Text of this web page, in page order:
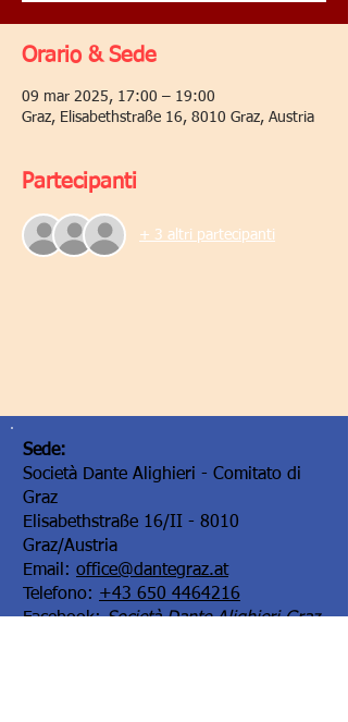
Orario & Sede
09 mar 2025, 17:00 – 19:00
Graz, Elisabethstraße 16, 8010 Graz, Austria
Partecipanti
+ 3 altri partecipanti
Sede:
Società Dante Alighieri - Comitato di
Graz
Elisabethstraße 16/II - 8010
Graz/Austria
Email: office@dantegraz.at
Telefono: +43 650 4464216
Facebook:Società Dante Alighieri Graz